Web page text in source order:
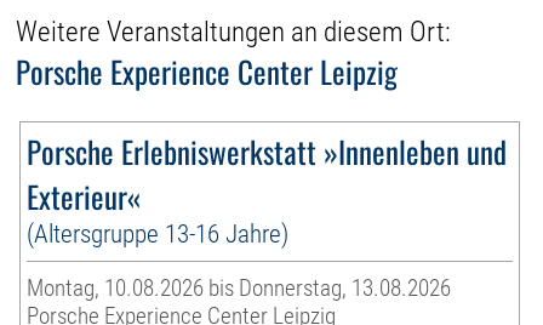
Weitere Veranstaltungen an diesem Ort:
Porsche Experience Center Leipzig
Porsche Erlebniswerkstatt »Innenleben und
Exterieur«
(Altersgruppe 13-16 Jahre)
Montag, 10.08.2026 bis Donnerstag, 13.08.2026
Porsche Experience Center Leipzig